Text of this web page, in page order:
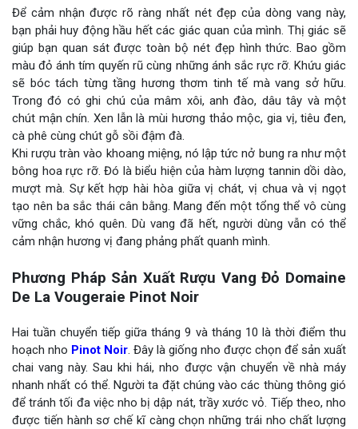
Để cảm nhận được rõ ràng nhất nét đẹp của dòng vang này,
bạn phải huy động hầu hết các giác quan của mình. Thị giác sẽ
giúp bạn quan sát được toàn bộ nét đẹp hình thức. Bao gồm
màu đỏ ánh tím quyến rũ cùng những ánh sắc rực rỡ. Khứu giác
sẽ bóc tách từng tầng hương thơm tinh tế mà vang sở hữu.
Trong đó có ghi chú của mâm xôi, anh đào, dâu tây và một
chút mận chín. Xen lẫn là mùi hương thảo mộc, gia vị, tiêu đen,
cà phê cùng chút gỗ sồi đậm đà.
Khi rượu tràn vào khoang miệng, nó lập tức nở bung ra như một
bông hoa rực rỡ. Đó là biểu hiện của hàm lượng tannin dồi dào,
mượt mà. Sự kết hợp hài hòa giữa vị chát, vị chua và vị ngọt
tạo nên ba sắc thái cân bằng. Mang đến một tổng thể vô cùng
vững chắc, khó quên. Dù vang đã hết, người dùng vẫn có thể
cảm nhận hương vị đang phảng phất quanh mình.
Phương Pháp Sản Xuất Rượu Vang Đỏ Domaine
De La Vougeraie Pinot Noir
Hai tuần chuyển tiếp giữa tháng 9 và tháng 10 là thời điểm thu
hoạch nho Pinot Noir. Đây là giống nho được chọn để sản xuất
chai vang này. Sau khi hái, nho được vận chuyển về nhà máy
nhanh nhất có thể. Người ta đặt chúng vào các thùng thông gió
để tránh tối đa việc nho bị dập nát, trầy xước vỏ. Tiếp theo, nho
được tiến hành sơ chế kĩ càng chọn những trái nho chất lượng